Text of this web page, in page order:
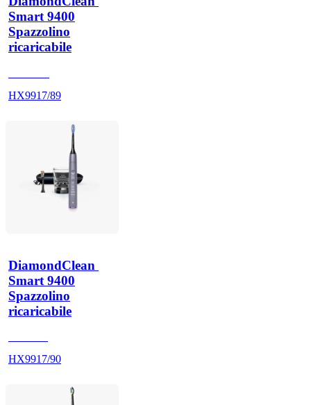
Smart 9400
Spazzolino
ricaricabile
HX9917/89
DiamondClean
Smart 9400
Spazzolino
ricaricabile
HX9917/90